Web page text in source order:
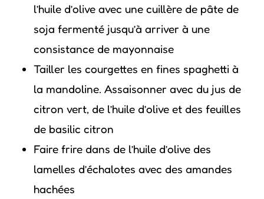
l’huile d’olive avec une cuillère de pâte de
soja fermenté jusqu’à arriver à une
consistance de mayonnaise
Tailler les courgettes en fines spaghetti à
la mandoline. Assaisonner avec du jus de
citron vert, de l’huile d’olive et des feuilles
de basilic citron
Faire frire dans de l’huile d’olive des
lamelles d’échalotes avec des amandes
hachées